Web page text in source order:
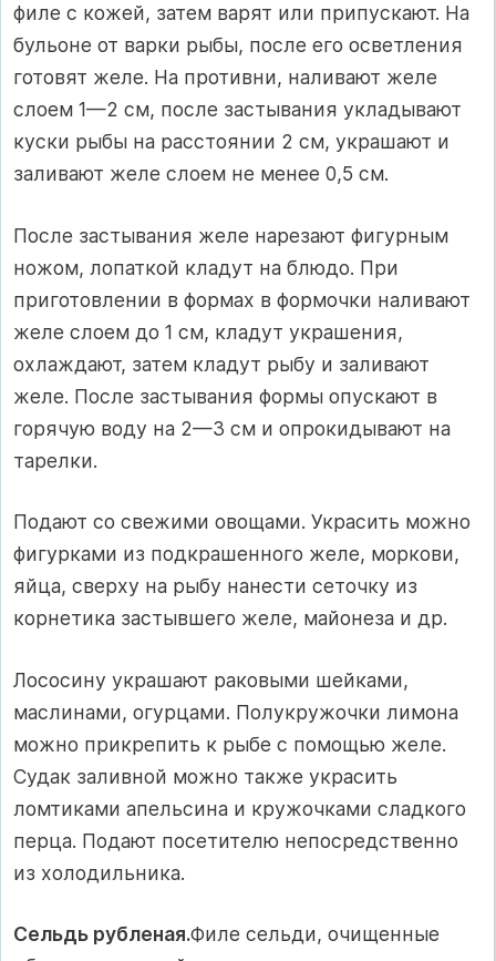
филе с кожей, затем варят или припускают. На
бульоне от варки рыбы, после его осветления
готовят желе. На противни, наливают желе
слоем 1—2 см, после застывания укладывают
куски рыбы на расстоянии 2 см, украшают и
заливают желе слоем не менее 0,5 см.
После застывания желе нарезают фигурным
ножом, лопаткой кладут на блюдо. При
приготовлении в формах в формочки наливают
желе слоем до 1 см, кладут украшения,
охлаждают, затем кладут рыбу и заливают
желе. После застывания формы опускают в
горячую воду на 2—З см и опрокидывают на
тарелки.
Подают со свежими овощами. Украсить можно
фигурками из подкрашенного желе, моркови,
яйца, сверху на рыбу нанести сеточку из
корнетика застывшего желе, майонеза и др.
Лососину украшают раковыми шейками,
маслинами, огурцами. Полукружочки лимона
можно прикрепить к рыбе с помощью желе.
Судак заливной можно также украсить
ломтиками апельсина и кружочками сладкого
перца. Подают посетителю непосредственно
из холодильника.
Сельдь рубленая.Филе сельди, очищенные